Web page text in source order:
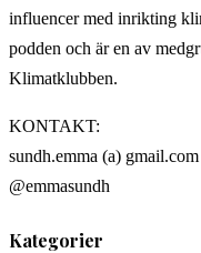
influencer med inrikting
podden och är en av
Klimatklubben.
KONTAKT:
sundh.emma (a) gmail.com
@emmasundh
Kategorier